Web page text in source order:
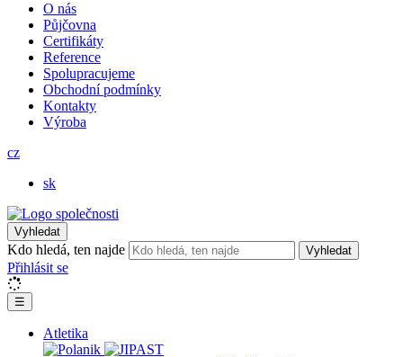
O nás
Půjčovna
Certifikáty
Reference
Spolupracujeme
Obchodní podmínky
Kontakty
Výroba
cz
sk
Vyhledat
Kdo hledá, ten najde Vyhledat
Přihlásit se
☰
Atletika